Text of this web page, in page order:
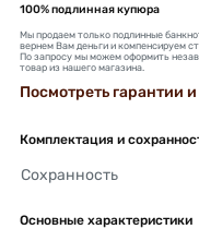
100% подлинная купюра
Мы продаем только подлинные
вернем Вам деньги и компенсируем
По запросу мы можем оформить
товар из нашего магазина.
Посмотреть гарантии
Комплектация и
Сохранность
Основные характеристики